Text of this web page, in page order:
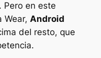
Pero en este
Wear, Android
del resto, que